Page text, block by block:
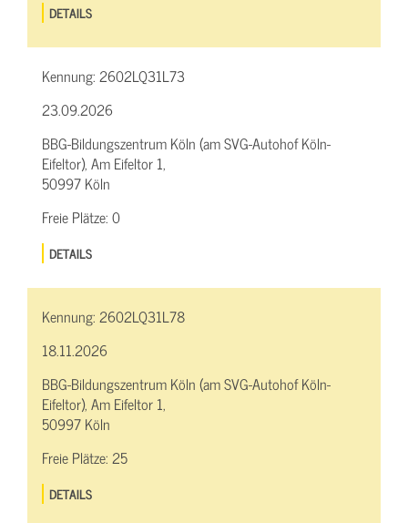
DETAILS
Kennung:2602LQ31L73
23.09.2026
BBG-Bildungszentrum Köln (am SVG-Autohof Köln-
Eifeltor), Am Eifeltor 1,
50997 Köln
Freie Plätze:0
DETAILS
Kennung:2602LQ31L78
18.11.2026
BBG-Bildungszentrum Köln (am SVG-Autohof Köln-
Eifeltor), Am Eifeltor 1,
50997 Köln
Freie Plätze:25
DETAILS